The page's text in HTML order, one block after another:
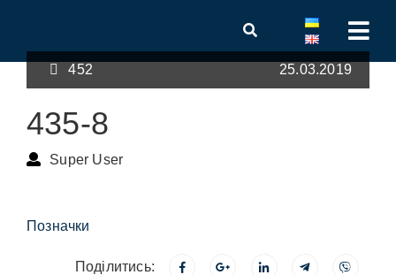
452 25.03.2019
435-8
Super User
Позначки
Поділитись: